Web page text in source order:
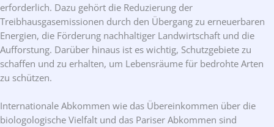
erforderlich. Dazu gehört die Reduzierung der
Treibhausgasemissionen durch den Übergang zu erneuerbaren
Energien, die Förderung nachhaltiger Landwirtschaft und die
Aufforstung. Darüber hinaus ist es wichtig, Schutzgebiete zu
schaffen und zu erhalten, um Lebensräume für bedrohte Arten
zu schützen.
Internationale Abkommen wie das Übereinkommen über die
biologologische Vielfalt und das Pariser Abkommen sind